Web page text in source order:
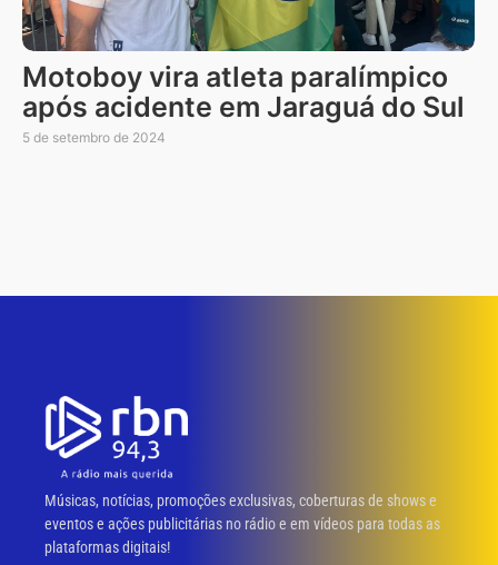
Motoboy vira atleta paralímpico
após acidente em Jaraguá do Sul
5 de setembro de 2024
Músicas, notícias, promoções exclusivas, coberturas de shows e
eventos e ações publicitárias no rádio e em vídeos para todas as
plataformas digitais!